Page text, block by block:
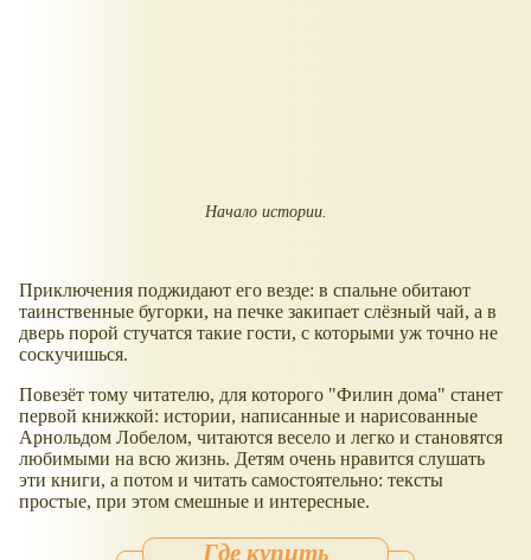
Начало истории.
Приключения поджидают его везде: в спальне обитают
таинственные бугорки, на печке закипает слёзный чай, а в
дверь порой стучатся такие гости, с которыми уж точно не
соскучишься.
Повезёт тому читателю, для которого "Филин дома" станет
первой книжкой: истории, написанные и нарисованные
Арнольдом Лобелом, читаются весело и легко и становятся
любимыми на всю жизнь. Детям очень нравится слушать
эти книги, а потом и читать самостоятельно: тексты
простые, при этом смешные и интересные.